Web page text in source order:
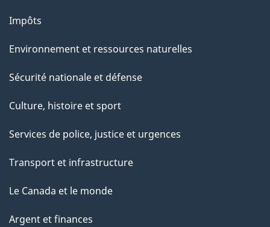
Impôts
Environnement et ressources naturelles
Sécurité nationale et défense
Culture, histoire et sport
Services de police, justice et urgences
Transport et infrastructure
Le Canada et le monde
Argent et finances